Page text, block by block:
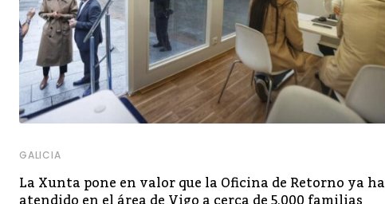
GALICIA
La Xunta pone en valor que la Oficina de Retorno ya ha